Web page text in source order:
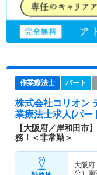
作業療法士 パート
株式会社コリオン
業療法士求人(パー
【大阪府／岸和田市
務！＜非常勤＞
大阪
分）南